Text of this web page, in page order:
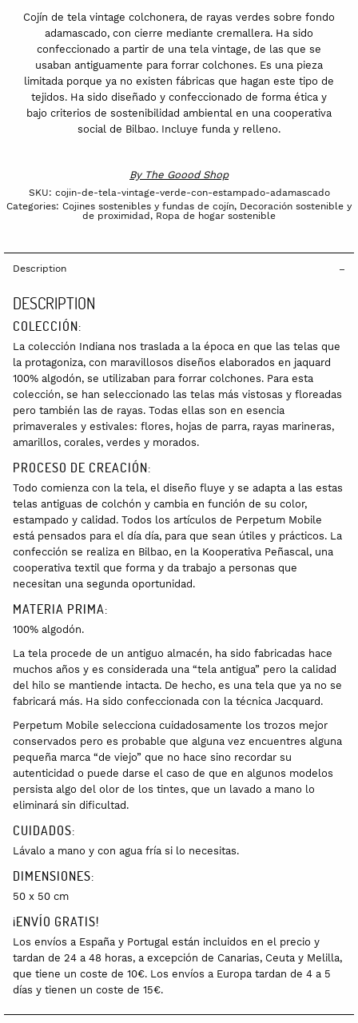
Cojín de tela vintage colchonera, de rayas verdes sobre fondo
adamascado, con cierre mediante cremallera. Ha sido
confeccionado a partir de una tela vintage, de las que se
usaban antiguamente para forrar colchones. Es una pieza
limitada porque ya no existen fábricas que hagan este tipo de
tejidos. Ha sido diseñado y confeccionado de forma ética y
bajo criterios de sostenibilidad ambiental en una cooperativa
social de Bilbao. Incluye funda y relleno.
By The Goood Shop
SKU: cojin-de-tela-vintage-verde-con-estampado-adamascado
Categories: Cojines sostenibles y fundas de cojín, Decoración sostenible y
de proximidad, Ropa de hogar sostenible
Description
DESCRIPTION
COLECCIÓN:
La colección Indiana nos traslada a la época en que las telas que
la protagoniza, con maravillosos diseños elaborados en jaquard
100% algodón, se utilizaban para forrar colchones. Para esta
colección, se han seleccionado las telas más vistosas y floreadas
pero también las de rayas. Todas ellas son en esencia
primaverales y estivales: flores, hojas de parra, rayas marineras,
amarillos, corales, verdes y morados.
PROCESO DE CREACIÓN:
Todo comienza con la tela, el diseño fluye y se adapta a las estas
telas antiguas de colchón y cambia en función de su color,
estampado y calidad. Todos los artículos de Perpetum Mobile
está pensados para el día día, para que sean útiles y prácticos. La
confección se realiza en Bilbao, en la Kooperativa Peñascal, una
cooperativa textil que forma y da trabajo a personas que
necesitan una segunda oportunidad.
MATERIA PRIMA:
100% algodón.
La tela procede de un antiguo almacén, ha sido fabricadas hace
muchos años y es considerada una “tela antigua” pero la calidad
del hilo se mantiende intacta. De hecho, es una tela que ya no se
fabricará más. Ha sido confeccionada con la técnica Jacquard.
Perpetum Mobile selecciona cuidadosamente los trozos mejor
conservados pero es probable que alguna vez encuentres alguna
pequeña marca “de viejo” que no hace sino recordar su
autenticidad o puede darse el caso de que en algunos modelos
persista algo del olor de los tintes, que un lavado a mano lo
eliminará sin dificultad.
CUIDADOS:
Lávalo a mano y con agua fría si lo necesitas.
DIMENSIONES:
50 x 50 cm
¡ENVÍO GRATIS!
Los envíos a España y Portugal están incluidos en el precio y
tardan de 24 a 48 horas, a excepción de Canarias, Ceuta y Melilla,
que tiene un coste de 10€. Los envíos a Europa tardan de 4 a 5
días y tienen un coste de 15€.